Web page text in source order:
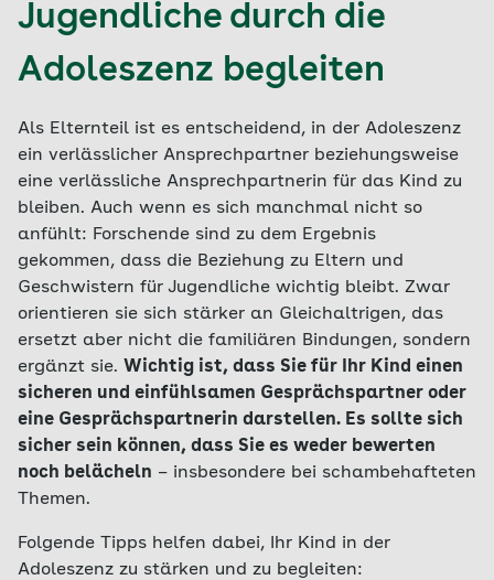
Jugendliche durch die
Adoleszenz begleiten
Als Elternteil ist es entscheidend, in der Adoleszenz
ein verlässlicher Ansprechpartner beziehungsweise
eine verlässliche Ansprechpartnerin für das Kind zu
bleiben. Auch wenn es sich manchmal nicht so
anfühlt: Forschende sind zu dem Ergebnis
gekommen, dass die Beziehung zu Eltern und
Geschwistern für Jugendliche wichtig bleibt. Zwar
orientieren sie sich stärker an Gleichaltrigen, das
ersetzt aber nicht die familiären Bindungen, sondern
ergänzt sie. Wichtig ist, dass Sie für Ihr Kind einen
sicheren und einfühlsamen Gesprächspartner oder
eine Gesprächspartnerin darstellen. Es sollte sich
sicher sein können, dass Sie es weder bewerten
noch belächeln – insbesondere bei schambehafteten
Themen.
Folgende Tipps helfen dabei, Ihr Kind in der
Adoleszenz zu stärken und zu begleiten: